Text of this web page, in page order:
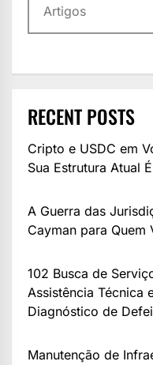
RECENT POSTS
Cripto e USDC em
Sua Estrutura Atual
A Guerra das
Cayman para
102 Busca de
Assistência Técnica
Diagnóstico de
Manutenção de